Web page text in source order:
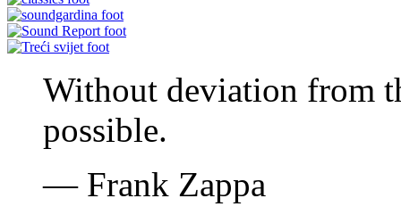
Without deviation from
possible.
—Frank Zappa